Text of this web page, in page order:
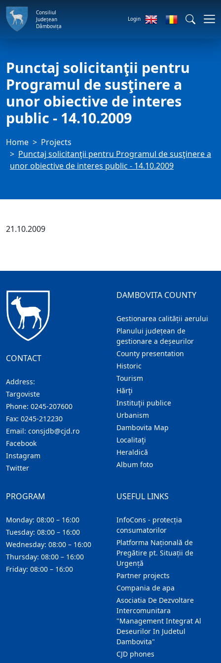
Consiliul
Județean
Dâmbovița
Login
Punctaj solicitanţii pentru
Programul de susţinere a
unor obiective de interes
public - 14.10.2009
Home
Projects
Punctaj solicitanţii pentru Programul de susţinere a
unor obiective de interes public - 14.10.2009
21.10.2009
CONTACT
Address:
Targoviste
Phone: 0245-207600
Fax: 0245-212230
Email: consjdb@cjd.ro
Facebook
Instagram
Twitter
DAMBOVITA COUNTY
Gestionarea calității aerului
Planului județean de
gestionare a deșeurilor
County presentation
Historic
Tourism
Hărţi
Instituţii publice
Urbanism
Dambovita Map
Localitaţi
Heraldică
Album foto
USEFUL LINKS
InfoCons - protecția
consumatorilor
Platforma Națională de
Pregătire pt. Situații de
Urgență
Partner projects
Compania de apa
Asociatia De Dezvoltare
Intercomunitara
"Management Integrat Al
Deseurilor In Judetul
Dambovita"
CJD phones
PROGRAM
Monday: 08:00 – 16:00
Tuesday: 08:00 – 16:00
Wednesday: 08:00 – 16:00
Thursday: 08:00 – 16:00
Friday: 08:00 – 16:00